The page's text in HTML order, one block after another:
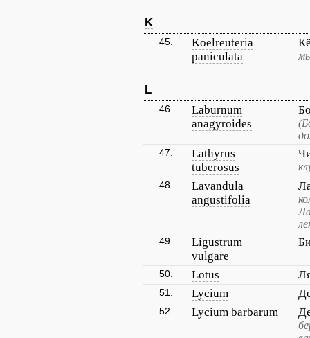
K
45.
Koelreuteria
paniculata
L
46.
Laburnum
anagyroides
47.
Lathyrus
tuberosus
48.
Lavandula
angustifolia
49.
Ligustrum
vulgare
50. Lotus
51. Lycium
52. Lycium barbarum